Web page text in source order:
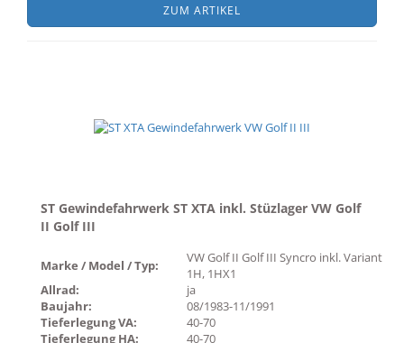
ZUM ARTIKEL
ST Gewindefahrwerk ST XTA inkl. Stüzlager VW Golf
II Golf III
Marke / Model / Typ:
VW Golf II Golf III Syncro inkl. Variant
1H, 1HX1
Allrad:
ja
Baujahr:
08/1983-11/1991
Tieferlegung VA:
40-70
Tieferlegung HA:
40-70